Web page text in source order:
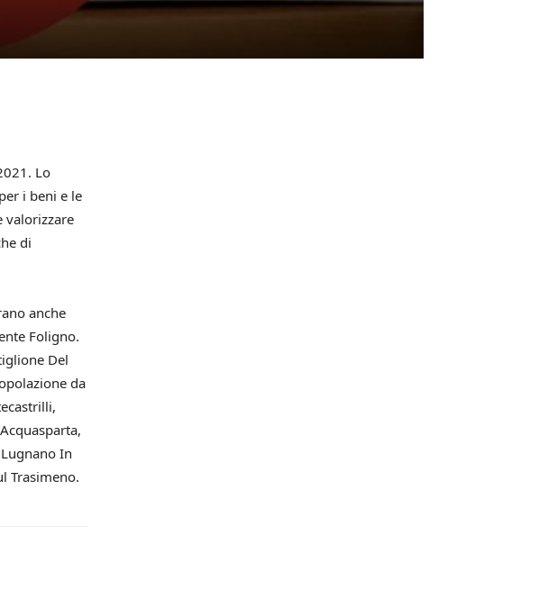
Lo
i beni e le
valorizzare
di
anche
Foligno.
Del
da
In
Trasimeno.